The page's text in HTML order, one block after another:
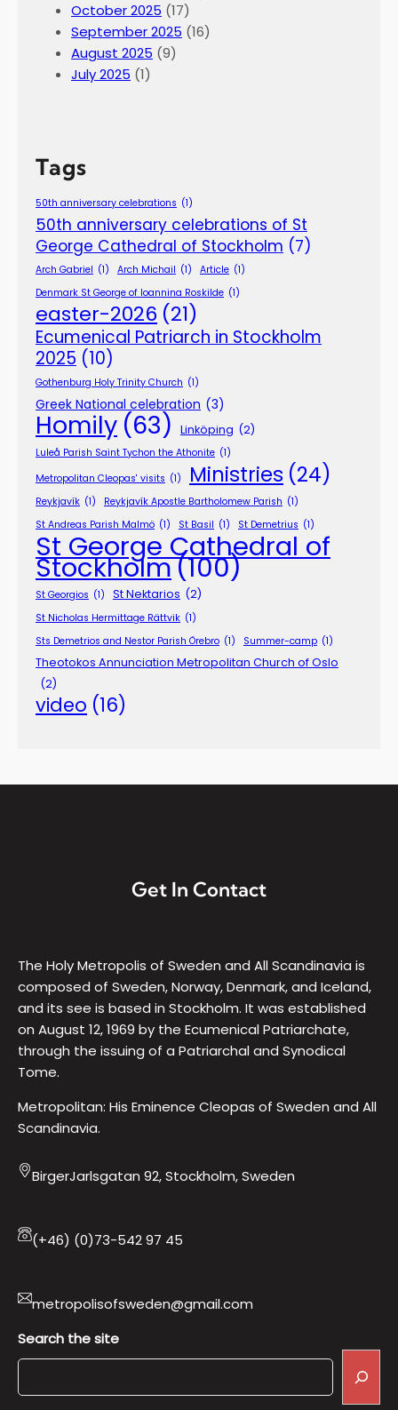
October 2025 (17)
September 2025 (16)
August 2025 (9)
July 2025 (1)
Tags
50th anniversary celebrations (1)
50th anniversary celebrations of St
George Cathedral of Stockholm (7)
Arch Gabriel (1) Arch Michail (1) Article (1)
Denmark St George of Ioannina Roskilde (1)
easter-2026 (21)
Ecumenical Patriarch in Stockholm
2025 (10)
Gothenburg Holy Trinity Church (1)
Greek National celebration (3)
Homily (63) Linköping (2)
Luleå Parish Saint Tychon the Athonite (1)
Metropolitan Cleopas' visits (1) Ministries (24)
Reykjavík (1) Reykjavík Apostle Bartholomew Parish (1)
St Andreas Parish Malmö (1) St Basil (1) St Demetrius (1)
St George Cathedral of
Stockholm(100)
St Georgios (1) St Nektarios (2)
St Nicholas Hermittage Rättvik (1)
Sts Demetrios and Nestor Parish Örebro (1) Summer-camp (1)
Theotokos Annunciation Metropolitan Church of Oslo
(2)
video (16)
Get In Contact
The Holy Metropolis of Sweden and All Scandinavia is
composed of Sweden, Norway, Denmark, and Iceland,
and its see is based in Stockholm. It was established
on August 12, 1969 by the Ecumenical Patriarchate,
through the issuing of a Patriarchal and Synodical
Tome.
Metropolitan: His Eminence Cleopas of Sweden and All
Scandinavia.
BirgerJarlsgatan 92, Stockholm, Sweden
(+46) (0)73-542 97 45
metropolisofsweden@gmail.com
Search the site